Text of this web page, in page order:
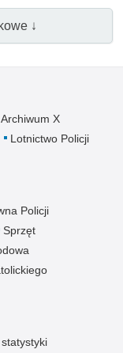
↓
Archiwum X
Lotnictwo Policji
Policji
Sprzęt